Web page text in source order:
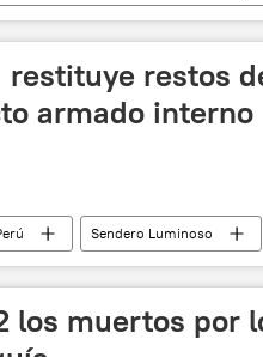
crímenes de guerra
restos
armado interno
Sendero Luminoso
los muertos por